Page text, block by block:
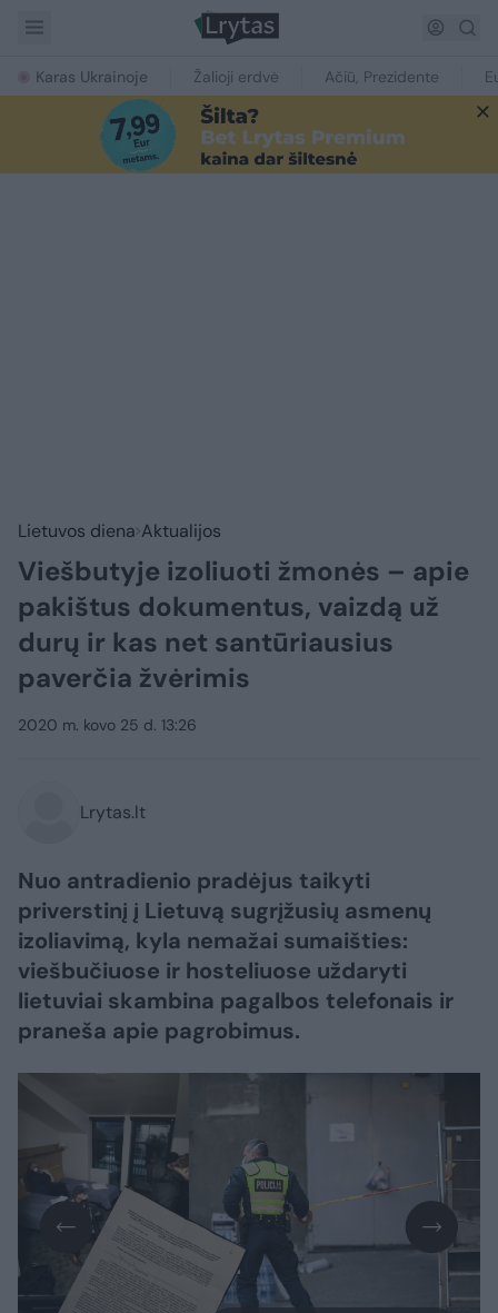
Karas Ukrainoje Žalioji erdvė Ačiū, Prezidente
Lietuvos diena Aktualijos
Viešbutyje izoliuoti žmonės – apie
pakištus dokumentus, vaizdą už
durų ir kas net santūriausius
paverčia žvėrimis
2020 m. kovo 25 d. 13:26
Lrytas.lt
Nuo antradienio pradėjus taikyti
priverstinį į Lietuvą sugrįžusių asmenų
izoliavimą, kyla nemažai sumaišties:
viešbučiuose ir hosteliuose uždaryti
lietuviai skambina pagalbos telefonais ir
praneša apie pagrobimus.